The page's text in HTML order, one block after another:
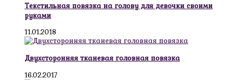
Текстильная повязка на голову для девочки своими
руками
11.01.2018
Двухсторонняя тканевая головная повязка
16.02.2017